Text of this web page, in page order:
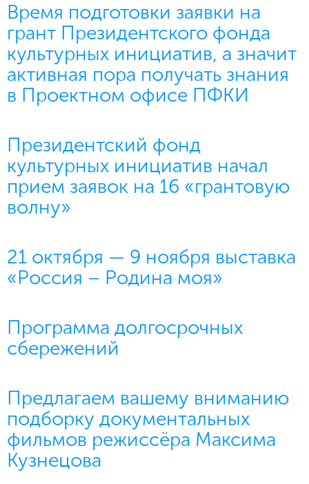
Время подготовки заявки на
грант Президентского фонда
культурных инициатив, а значит
активная пора получать знания
в Проектном офисе ПФКИ
Президентский фонд
культурных инициатив начал
прием заявок на 16 «грантовую
волну»
21 октября — 9 ноября выставка
«Россия – Родина моя»
Программа долгосрочных
сбережений
Предлагаем вашему вниманию
подборку документальных
фильмов режиссёра Максима
Кузнецова